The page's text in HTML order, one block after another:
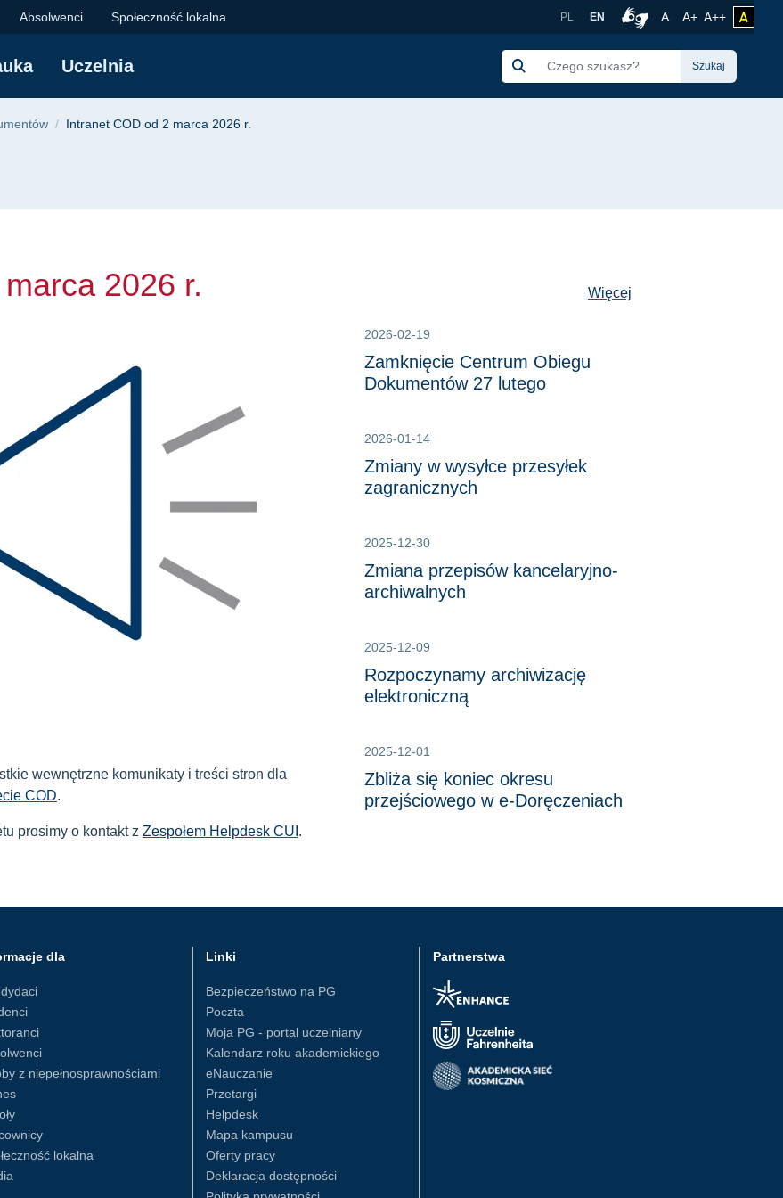
2026 r. | Politechnika Gdańska
Absolwenci Społeczność lokalna PL EN ARozmiar czcionki
A+Czcionka
A++Czcionka
Uczelnia Szukaj
Intranet COD od 2 marca 2026 r.
2026 r.
wewnętrzne komunikaty i treści stron dla
COD.
prosimy o kontakt z Zespołem Helpdesk CUI .
Więcej
2026-02-19
Zamknięcie Centrum Obiegu
Dokumentów 27 lutego
2026-01-14
Zmiany w wysyłce przesyłek
zagranicznych
2025-12-30
Zmiana przepisów kancelaryjno-
archiwalnych
2025-12-09
Rozpoczynamy archiwizację
elektroniczną
2025-12-01
Zbliża się koniec okresu
przejściowego w e-Doręczeniach
Partnerstwa
dla
z niepełnosprawnościami
lokalna
Linki
Bezpieczeństwo na PG
Poczta
Moja PG - portal uczelniany
Kalendarz roku akademickiego
eNauczanie
Przetargi
Helpdesk
Mapa kampusu
Oferty pracy
Deklaracja dostępności